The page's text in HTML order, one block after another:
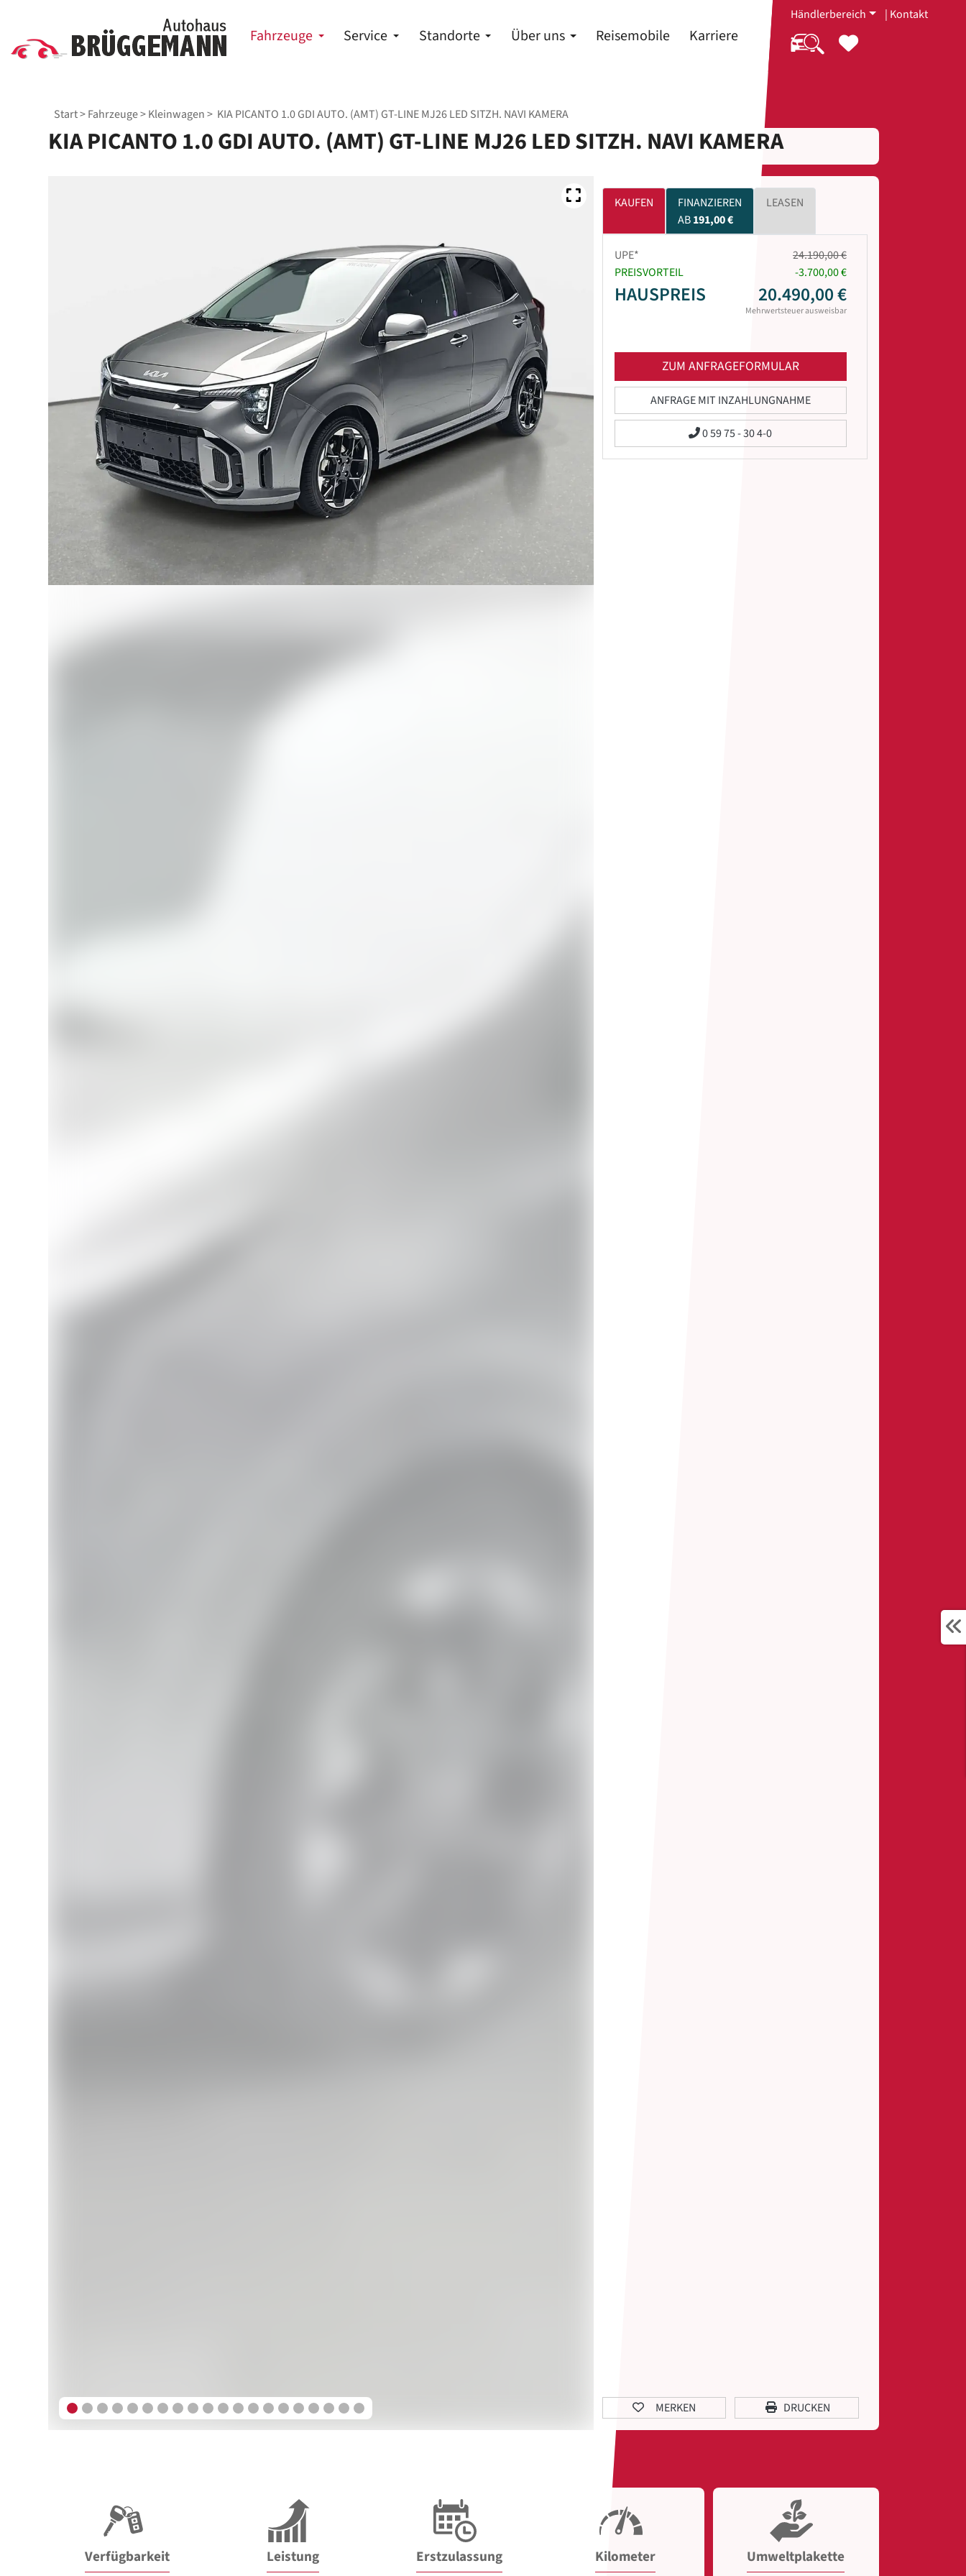
Fahrzeuge Service Standorte Über uns Reisemobile Karriere
Händlerbereich | Kontakt
Start>Fahrzeuge>Kleinwagen> KIA PICANTO 1.0 GDI AUTO. (AMT) GT-LINE MJ26 LED SITZH. NAVI KAMERA
KIA PICANTO 1.0 GDI AUTO. (AMT) GT-LINE MJ26 LED SITZH. NAVI KAMERA
KAUFEN
FINANZIEREN
AB191,00 €
LEASEN
UPE*
24.190,00 €
PREISVORTEIL
-3.700,00 €
HAUSPREIS 20.490,00 €
Mehrwertsteuer ausweisbar
ZUM ANFRAGEFORMULAR
ANFRAGE MIT INZAHLUNGNAHME
0 59 75 - 30 4-0
MERKEN DRUCKEN
Verfügbarkeit Leistung Erstzulassung Kilometer Umweltplakette